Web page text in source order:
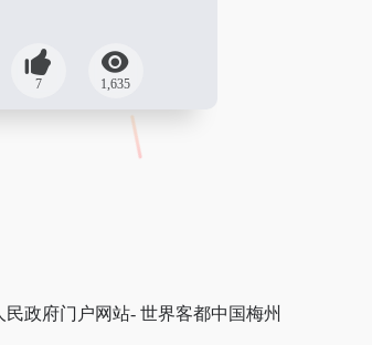
7 1,635
民政府门户网站- 世界客都中国梅州